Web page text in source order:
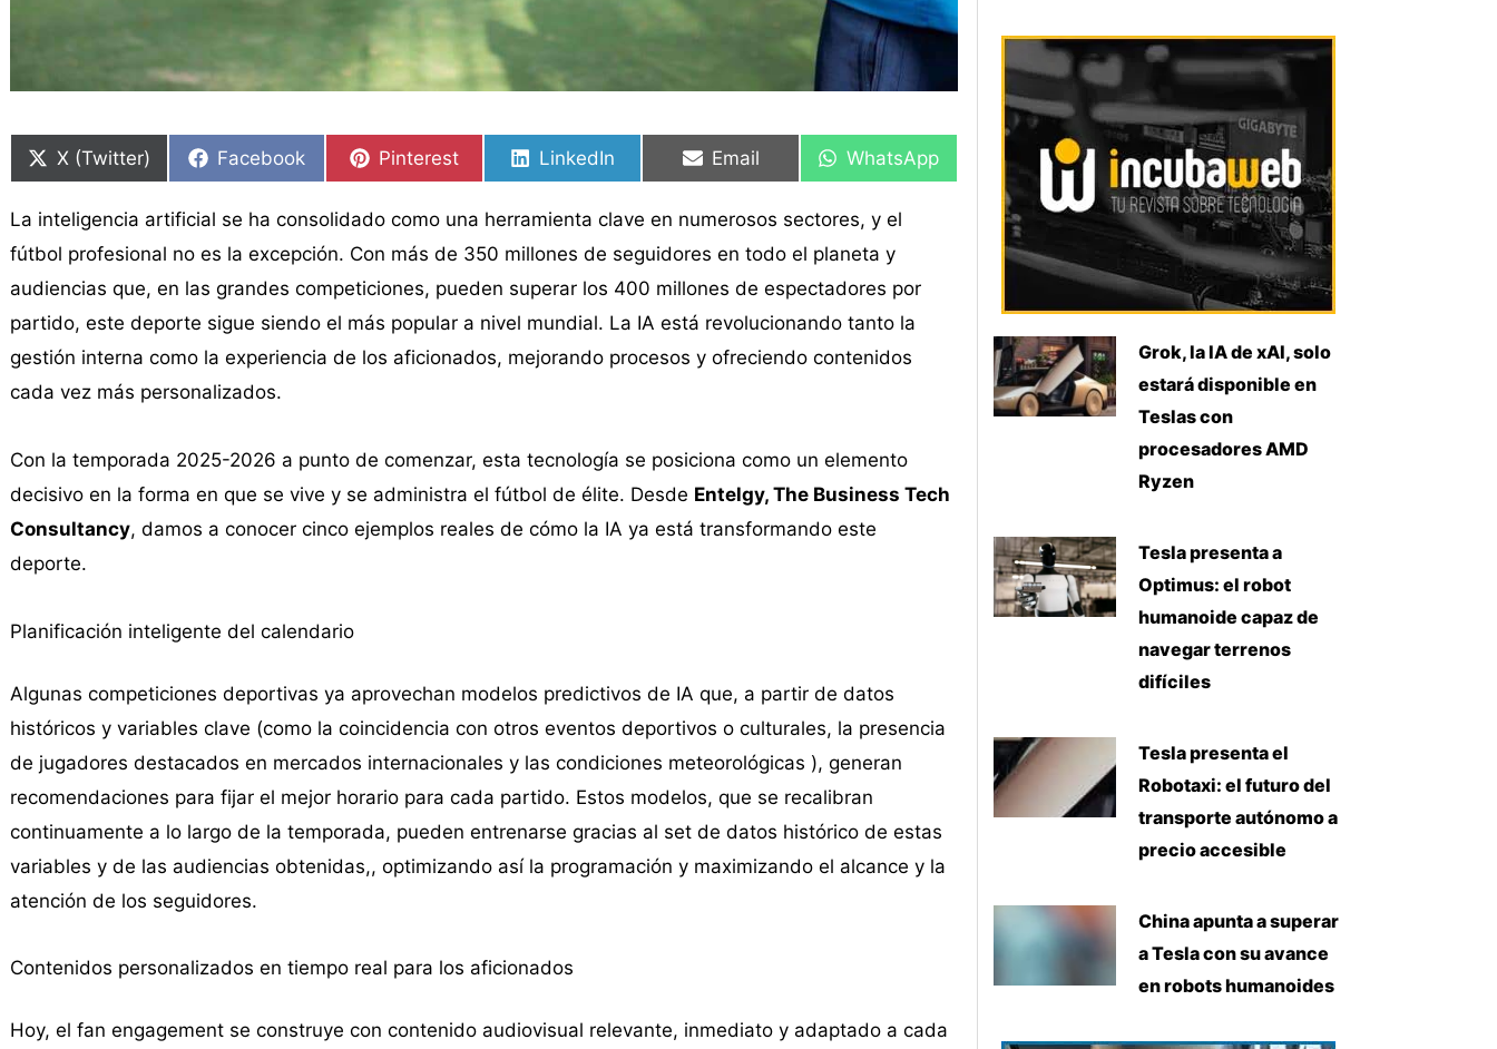
en
X (Twitter)
en
Facebook
en
Pinterest
en
LinkedIn
en
Email
en
WhatsApp
La inteligencia artificial se ha consolidado como una herramienta clave en numerosos sectores, y el
fútbol profesional no es la excepción. Con más de 350 millones de seguidores en todo el planeta y
audiencias que, en las grandes competiciones, pueden superar los 400 millones de espectadores por
partido, este deporte sigue siendo el más popular a nivel mundial. La IA está revolucionando tanto la
gestión interna como la experiencia de los aficionados, mejorando procesos y ofreciendo contenidos
cada vez más personalizados.
Con la temporada 2025-2026 a punto de comenzar, esta tecnología se posiciona como un elemento
decisivo en la forma en que se vive y se administra el fútbol de élite. Desde Entelgy, The Business Tech
Consultancy, damos a conocer cinco ejemplos reales de cómo la IA ya está transformando este
deporte.
Planificación inteligente del calendario
Algunas competiciones deportivas ya aprovechan modelos predictivos de IA que, a partir de datos
históricos y variables clave (como la coincidencia con otros eventos deportivos o culturales, la presencia
de jugadores destacados en mercados internacionales y las condiciones meteorológicas ), generan
recomendaciones para fijar el mejor horario para cada partido. Estos modelos, que se recalibran
continuamente a lo largo de la temporada, pueden entrenarse gracias al set de datos histórico de estas
variables y de las audiencias obtenidas,, optimizando así la programación y maximizando el alcance y la
atención de los seguidores.
Contenidos personalizados en tiempo real para los aficionados
Hoy, el fan engagement se construye con contenido audiovisual relevante, inmediato y adaptado a cada
en
en
en
en
en
en
Grok, la IA de xAI, solo
estará disponible en
Teslas con
procesadores AMD
Ryzen
Tesla presenta a
Optimus: el robot
humanoide capaz de
navegar terrenos
difíciles
Tesla presenta el
Robotaxi: el futuro del
transporte autónomo a
precio accesible
China apunta a superar
a Tesla con su avance
en robots humanoides